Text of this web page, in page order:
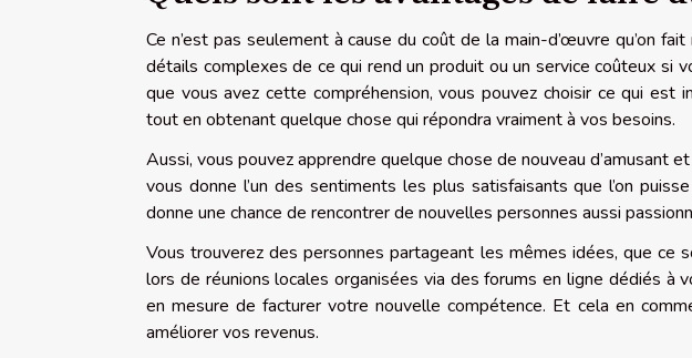
Ce n’est pas seulement à cause du coût de la main-d’œuvre qu’on
détails complexes de ce qui rend un produit ou un service coûteux si
que vous avez cette compréhension, vous pouvez choisir ce qui est
tout en obtenant quelque chose qui répondra vraiment à vos besoins.
Aussi, vous pouvez apprendre quelque chose de nouveau d’amusant
vous donne l’un des sentiments les plus satisfaisants que l’on
donne une chance de rencontrer de nouvelles personnes aussi
Vous trouverez des personnes partageant les mêmes idées, que ce
lors de réunions locales organisées via des forums en ligne dédiés à
en mesure de facturer votre nouvelle compétence. Et cela en
améliorer vos revenus.